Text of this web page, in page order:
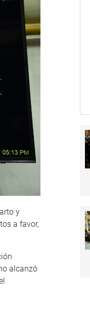
y
a favor,
alcanzó